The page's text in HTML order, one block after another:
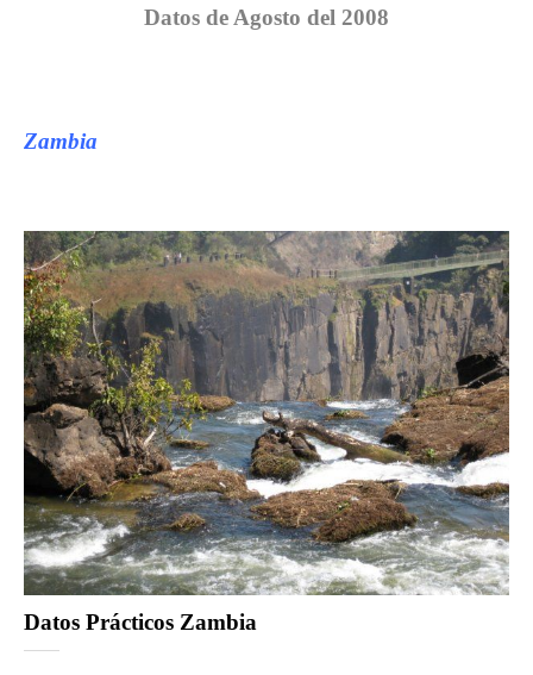
Datos de Agosto del 2008
Zambia
Datos Prácticos Zambia